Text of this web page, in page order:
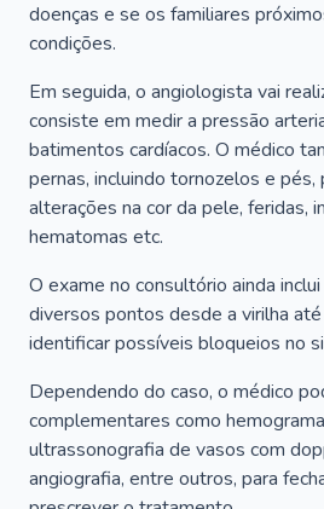
doenças e se os familiares
condições.
Em seguida, o angiologista vai
consiste em medir a pressão
batimentos cardíacos. O médico
pernas, incluindo tornozelos e pés,
alterações na cor da pele, feridas,
hematomas etc.
O exame no consultório ainda
diversos pontos desde a virilha
identificar possíveis bloqueios no
Dependendo do caso, o médico
complementares como
ultrassonografia de vasos com
angiografia, entre outros, para